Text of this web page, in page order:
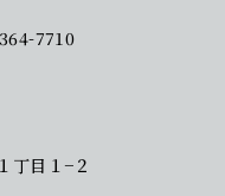
7710
丁目１−２